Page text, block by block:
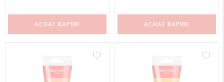
ACHAT RAPIDE ACHAT RAPIDE